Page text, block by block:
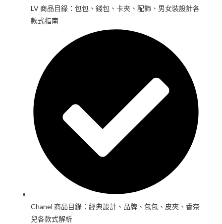
LV 商品目錄：包包、錢包、卡夾、配飾、男女裝設計各
款式指南
Chanel 商品目錄：經典設計、品牌、包包、皮夾、香奈
兒各款式解析